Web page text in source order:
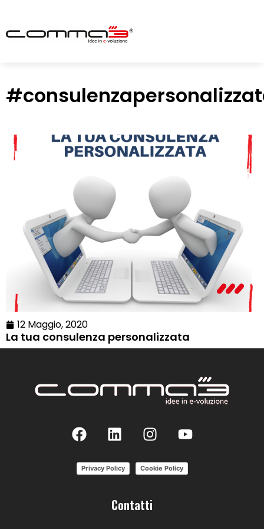
12 Maggio, 2020
La tua consulenza personalizzata
Privacy Policy Cookie Policy
Contatti